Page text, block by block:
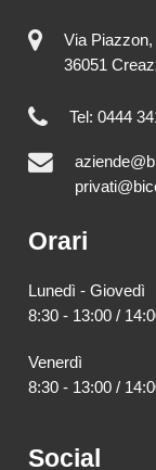
Via Piazzon,
36051
Tel: 0444
Orari
Lunedì - Giovedì
8:30 - 13:00 /
Venerdì
8:30 - 13:00 /
Social